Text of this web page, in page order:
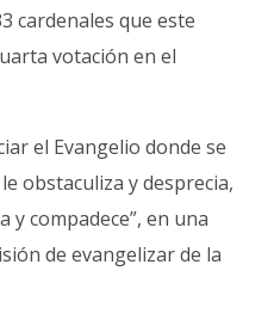
cardenales que este
votación en el
el Evangelio donde se
obstaculiza y desprecia,
y compadece”, en una
de evangelizar de la